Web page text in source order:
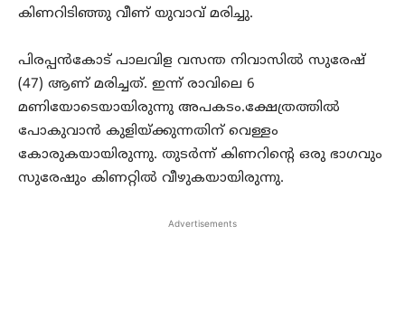
കിണറിടിഞ്ഞു വീണ് യുവാവ് മരിച്ചു.
പിരപ്പൻകോട് പാലവിള വസന്ത നിവാസിൽ സുരേഷ്
(47) ആണ് മരിച്ചത്. ഇന്ന് രാവിലെ 6
മണിയോടെയായിരുന്നു അപകടം.ക്ഷേത്രത്തിൽ
പോകുവാൻ കുളിയ്ക്കുന്നതിന് വെള്ളം
കോരുകയായിരുന്നു. തുടർന്ന് കിണറിന്റെ ഒരു ഭാഗവും
സുരേഷും കിണറ്റിൽ വീഴുകയായിരുന്നു.
Advertisements